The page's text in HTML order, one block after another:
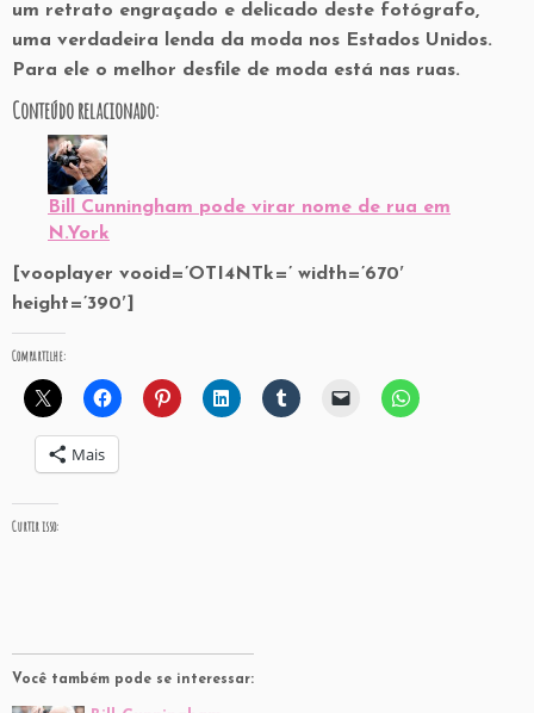
um retrato engraçado e delicado deste fotógrafo,
uma verdadeira lenda da moda nos Estados Unidos.
Para ele o melhor desfile de moda está nas ruas.
Conteúdo relacionado:
Bill Cunningham pode virar nome de rua em
N.York
[vooplayer vooid=’OTI4NTk=’ width=’670′
height=’390′]
Compartilhe:
Mais
Curtir isso:
Você também pode se interessar: